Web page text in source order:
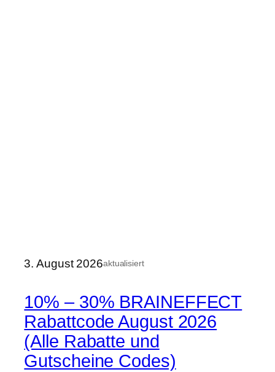
3. August 2026aktualisiert
10% – 30% BRAINEFFECT
Rabattcode August 2026
(Alle Rabatte und
Gutscheine Codes)